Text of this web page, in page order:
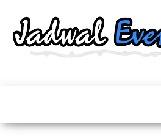
Pameran,
Pameran,